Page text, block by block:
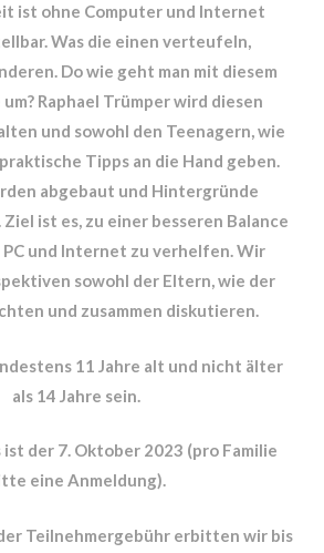
ist ohne Computer und Internet
Was die einen verteufeln,
Do wie geht man mit diesem
Raphael Trümper wird diesen
und sowohl den Teenagern, wie
Tipps an die Hand geben.
abgebaut und Hintergründe
ist es, zu einer besseren Balance
PC und Internet zu verhelfen. Wir
sowohl der Eltern, wie der
und zusammen diskutieren.
11 Jahre alt und nicht älter
als 14 Jahre sein.
der 7. Oktober 2023 (pro Familie
eine Anmeldung).
Teilnehmergebühr erbitten wir bis